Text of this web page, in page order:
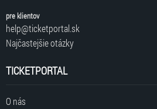
pre klientov
help@ticketportal.sk
Najčastejšie otázky
TICKETPORTAL
O nás